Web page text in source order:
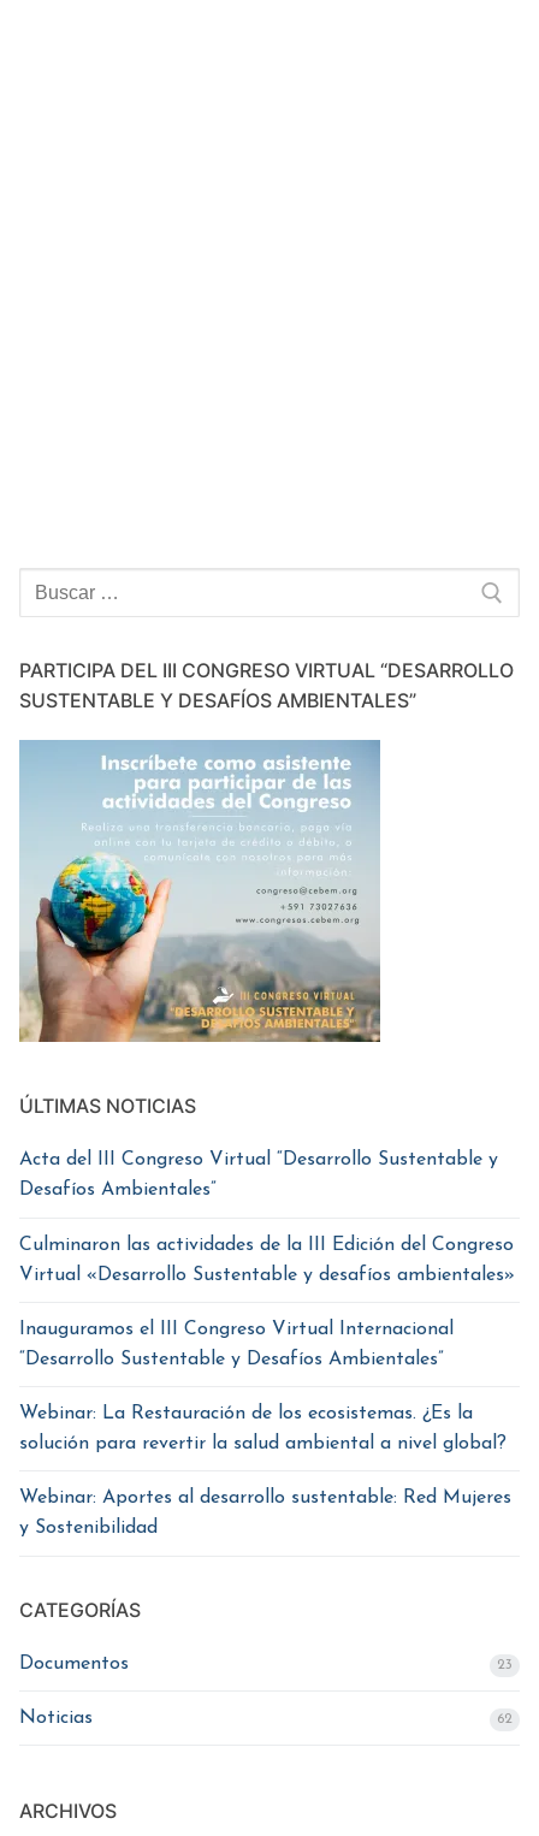
Buscar:
PARTICIPA DEL III CONGRESO VIRTUAL “DESARROLLO
SUSTENTABLE Y DESAFÍOS AMBIENTALES”
ÚLTIMAS NOTICIAS
Acta del III Congreso Virtual “Desarrollo Sustentable y
Desafíos Ambientales”
Culminaron las actividades de la III Edición del Congreso
Virtual «Desarrollo Sustentable y desafíos ambientales»
Inauguramos el III Congreso Virtual Internacional
“Desarrollo Sustentable y Desafíos Ambientales”
Webinar: La Restauración de los ecosistemas. ¿Es la
solución para revertir la salud ambiental a nivel global?
Webinar: Aportes al desarrollo sustentable: Red Mujeres
y Sostenibilidad
CATEGORÍAS
Documentos 23
Noticias 62
ARCHIVOS